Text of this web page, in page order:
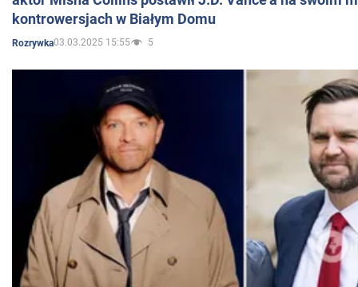
kontrowersjach w Białym Domu
Rozrywka03.03.2025 15:55 5